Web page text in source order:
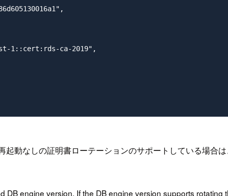
1::cert:rds-ca-2019",
起動なしの証明書ローテーションのサポートしている場合
engine version. If the DB engine version supports